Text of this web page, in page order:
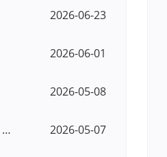
2026-06-23
2026-06-01
2026-05-08
善于“瞻前顾后” 为民创造政绩 2026-05-07